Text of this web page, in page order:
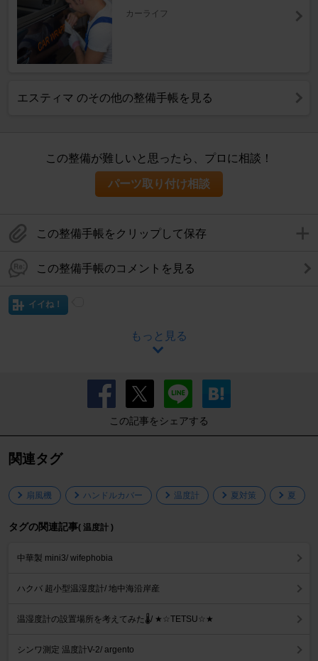
カーライフ
エスティマ のその他の整備手帳を見る
この整備が難しいと思ったら、プロに相談！
パーツ取り付け相談
この整備手帳をクリップして保存
この整備手帳のコメントを見る
イイね！
もっと見る
この記事をシェアする
関連タグ
扇風機 ハンドルカバー 温度計 夏対策 夏
タグの関連記事( 温度計 )
中華製 mini3/ wifephobia
ハクバ 超小型温湿度計/ 地中海沿岸産
温湿度計の設置場所を考えてみた🌡️/ ★☆TETSU☆★
シンワ測定 温度計V-2/ argento